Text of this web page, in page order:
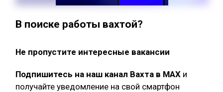
В поиске работы вахтой?
Не пропустите интересные вакансии
Подпишитесь на наш канал Вахта в МАХ и
получайте уведомление на свой смартфон